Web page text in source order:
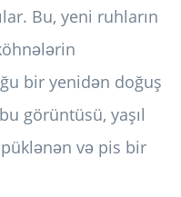
Bu, yeni ruhların
bir yenidən doğuş
görüntüsü, yaşıl
və pis bir